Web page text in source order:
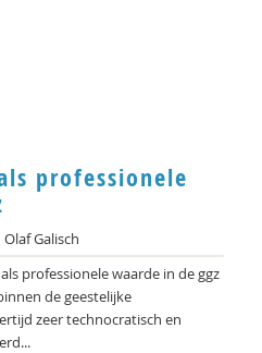
professionele
Olaf Galisch
professionele waarde in de ggz
de geestelijke
zeer technocratisch en